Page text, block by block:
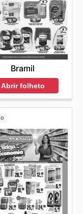
Bramil
Abrir folheto